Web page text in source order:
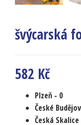
švýcarská
582 Kč
Plzeň - 0
České
Česká Skalice